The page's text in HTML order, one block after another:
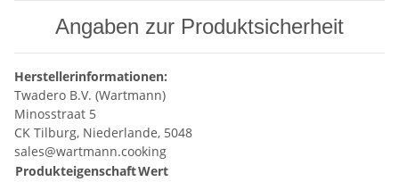
Angaben zur Produktsicherheit
Herstellerinformationen:
Twadero B.V. (Wartmann)
Minosstraat 5
CK Tilburg, Niederlande, 5048
sales@wartmann.cooking
ProdukteigenschaftWert